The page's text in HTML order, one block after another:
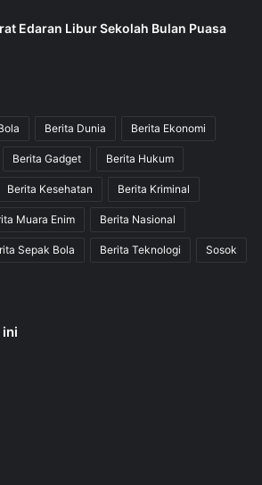
Edaran Libur Sekolah Bulan Puasa
Berita Dunia Berita Ekonomi
Berita Gadget Berita Hukum
Berita Kesehatan Berita Kriminal
Muara Enim Berita Nasional
Sepak Bola Berita Teknologi Sosok